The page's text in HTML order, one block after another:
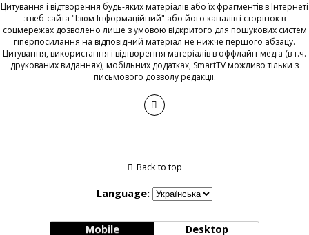
Цитування і відтворення будь-яких матеріалів або їх фрагментів в Інтернеті
з веб-сайта "Ізюм Інформаційний" або його каналів і сторінок в
соцмережах дозволено лише з умовою відкритого для пошукових систем
гіперпосилання на відповідний матеріал не нижче першого абзацу.
Цитування, використання і відтворення матеріалів в оффлайн-медіа (в т.ч.
друкованих виданнях), мобільних додатках, SmartTV можливо тільки з
письмового дозволу редакції.
Back to top
Language:
Mobile Desktop